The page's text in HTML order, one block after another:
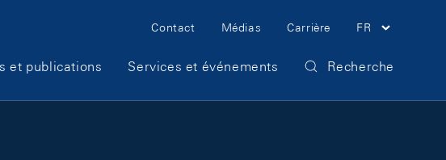
Meta Navigation
Contact Médias Carrière FR
et publications Services et événements Recherche